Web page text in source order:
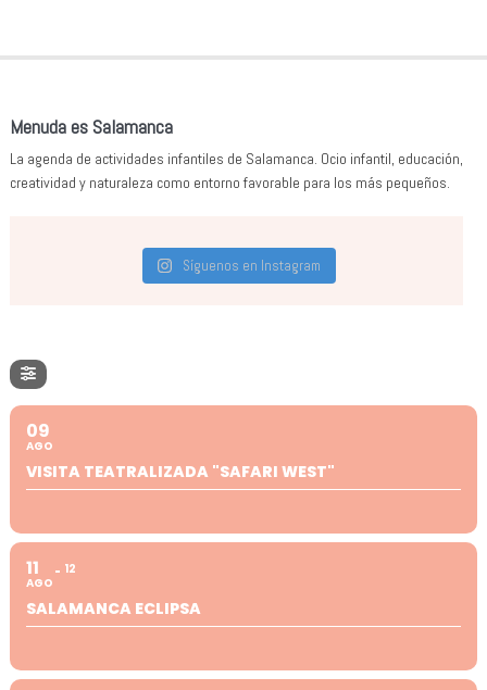
Menuda es Salamanca
La agenda de actividades infantiles de Salamanca. Ocio infantil, educación,
creatividad y naturaleza como entorno favorable para los más pequeños.
Síguenos en Instagram
09
AGO
VISITA TEATRALIZADA "SAFARI WEST"
11
AGO
12
SALAMANCA ECLIPSA